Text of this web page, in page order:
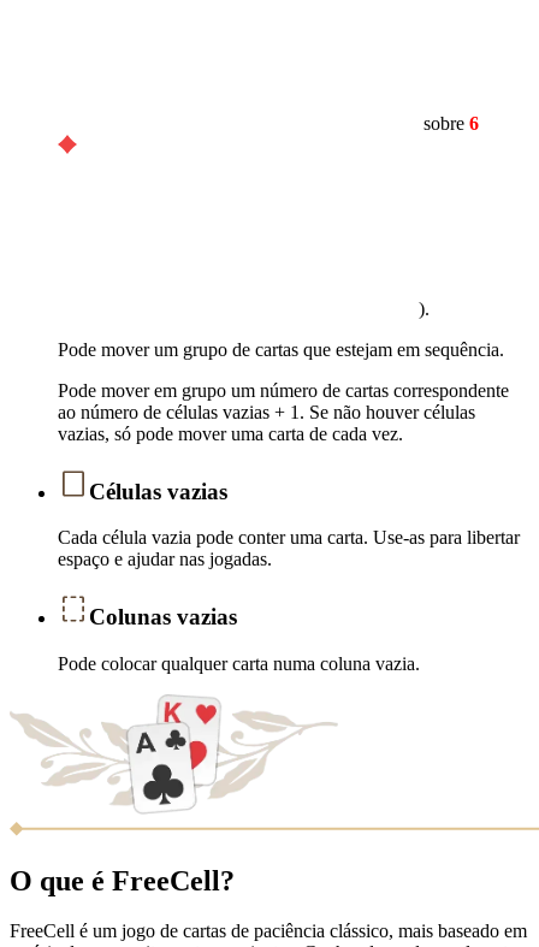
sobre 6
).
Pode mover um grupo de cartas que estejam em sequência.
Pode mover em grupo um número de cartas correspondente
ao número de células vazias + 1. Se não houver células
vazias, só pode mover uma carta de cada vez.
Células vazias
Cada célula vazia pode conter uma carta. Use-as para libertar
espaço e ajudar nas jogadas.
Colunas vazias
Pode colocar qualquer carta numa coluna vazia.
O que é FreeCell?
FreeCell é um jogo de cartas de paciência clássico, mais baseado em